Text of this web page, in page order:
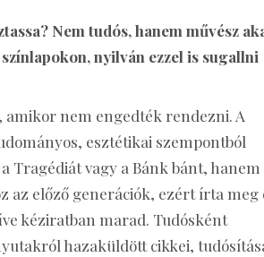
Nem tudós, hanem művész
nyilván ezzel is sugallni
nem engedték rendezni. A
esztétikai szempontból
Tragédiát vagy a Bánk bánt, hanem
előző generációk, ezért írta meg
kéziratban marad. Tudósként
hazaküldött cikkei,